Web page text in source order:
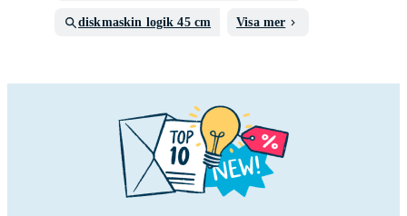
diskmaskin logik 45 cm Visa mer